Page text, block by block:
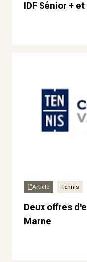
IDF Sénior +
Article Tennis
Deux offres
Marne